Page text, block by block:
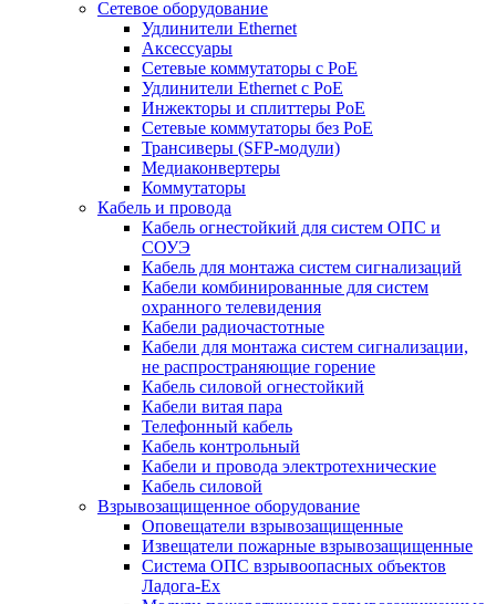
Сетевое оборудование
Удлинители Ethernet
Аксессуары
Сетевые коммутаторы с РоЕ
Удлинители Ethernet с PoE
Инжекторы и сплиттеры РоЕ
Сетевые коммутаторы без РоЕ
Трансиверы (SFP-модули)
Медиаконвертеры
Коммутаторы
Кабель и провода
Кабель огнестойкий для систем ОПС и
СОУЭ
Кабель для монтажа систем сигнализаций
Кабели комбинированные для систем
охранного телевидения
Кабели радиочастотные
Кабели для монтажа систем сигнализации,
не распространяющие горение
Кабель силовой огнестойкий
Кабели витая пара
Телефонный кабель
Кабель контрольный
Кабели и провода электротехнические
Кабель силовой
Взрывозащищенное оборудование
Оповещатели взрывозащищенные
Извещатели пожарные взрывозащищенные
Система ОПС взрывоопасных объектов
Ладога-Ex